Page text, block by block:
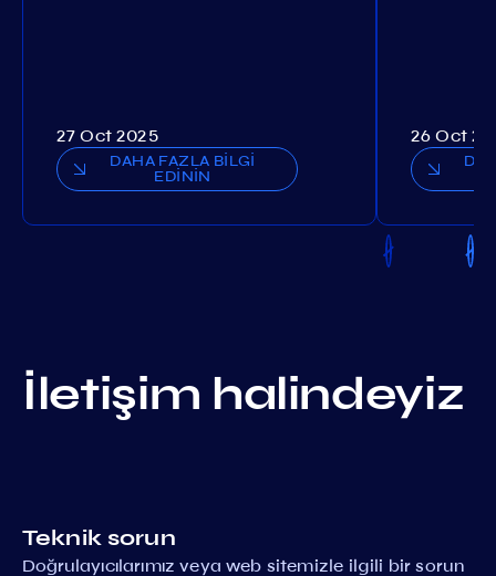
27 Oct 2025
DAHA FAZLA BİLGİ
EDİNİN
26 Oct
İletişim halindeyiz
Teknik sorun
Doğrulayıcılarımız veya web sitemizle ilgili bir sorun